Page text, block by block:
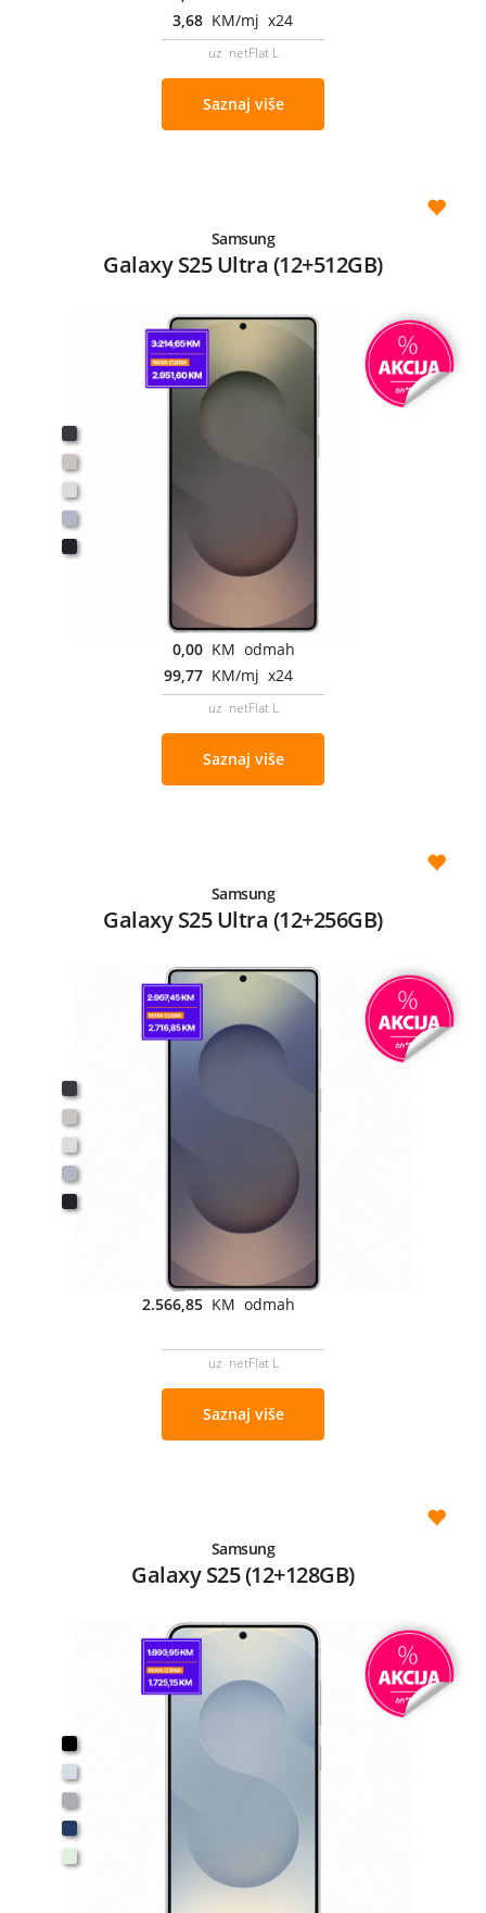
3,68 KM/mj x24
uz netFlat L
Saznaj više
Samsung
Galaxy S25 Ultra (12+512GB)
0,00 KM odmah
99,77 KM/mj x24
uz netFlat L
Saznaj više
Samsung
Galaxy S25 Ultra (12+256GB)
2.566,85 KM odmah
uz netFlat L
Saznaj više
Samsung
Galaxy S25 (12+128GB)